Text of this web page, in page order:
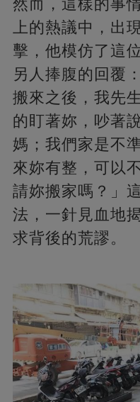
然而，這樣的事
上的熱議中，出
擊，他模仿了這
另人捧腹的回覆
搬來之後，我先
的盯著妳，吵著
媽；我們家是不
來妳有整，可以
請妳搬家嗎？」
法，一針見血地
求背後的荒謬。